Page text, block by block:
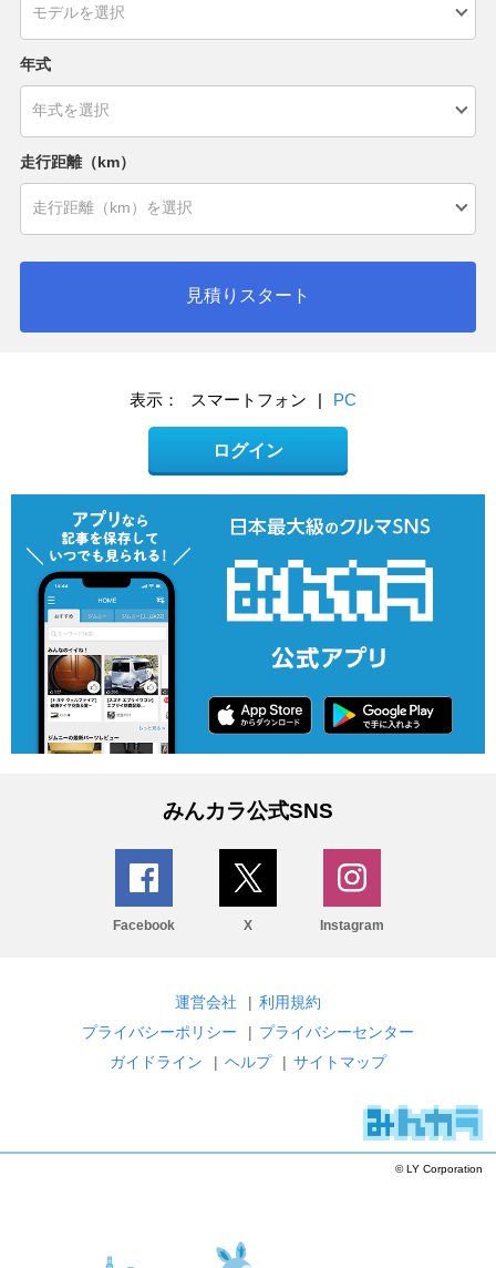
年式
走行距離（km）
見積りスタート
表示： スマートフォン | PC
ログイン
みんカラ公式SNS
Facebook X Instagram
運営会社 | 利用規約
プライバシーポリシー
| プライバシーセンター
ガイドライン
| ヘルプ | サイトマップ
© LY Corporation